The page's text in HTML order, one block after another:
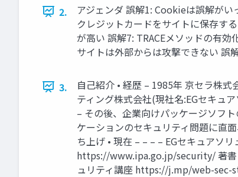
2.
アジェンダ 誤解1: Cookieは誤解が
クレジットカードをサイトに保存す
が高い 誤解7: TRACEメソッドの有
サイトは外部からは攻撃できない 誤
3.
自己紹介 • 経歴 – 1985年 京セラ株
ティング株式会社(現社名:EGセキュ
– その後、企業向けパッケージソフ
ケーションのセキュリティ問題に直
ち上げ • 現在 – – – – EGセキュアソ
https://www.ipa.go.jp/security/ 著書
ュリティ講座 https://j.mp/web-sec-